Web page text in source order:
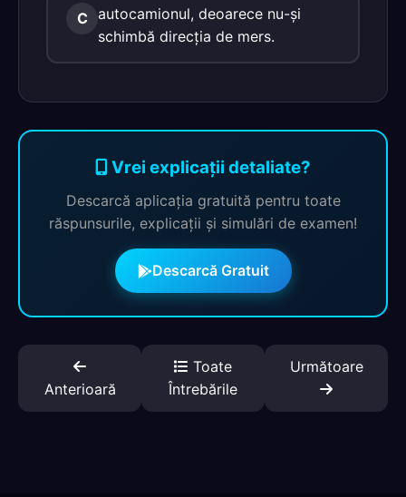
C autocamionul, deoarece nu-şi
schimbă direcţia de mers.
Vrei explicații detaliate?
Descarcă aplicația gratuită pentru toate
răspunsurile, explicații și simulări de examen!
Descarcă Gratuit
Anterioară
Toate
Întrebările
Următoare